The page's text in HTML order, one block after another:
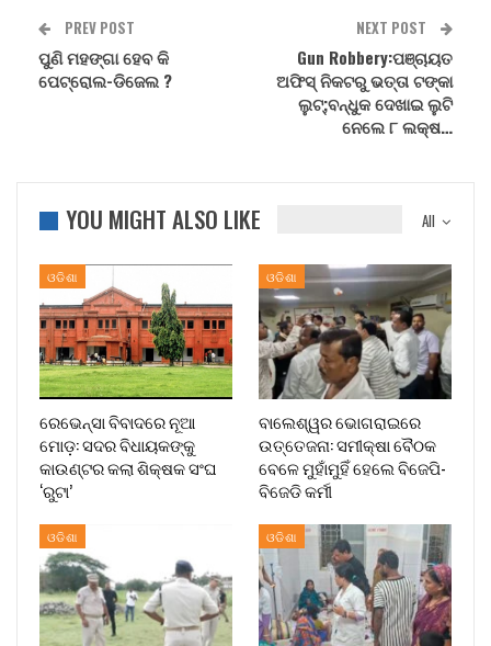
PREV POST
ପୁଣି ମହଙ୍ଗା ହେବ କି
ପେଟ୍ରୋଲ-ଡିଜେଲ ?
NEXT POST
Gun Robbery:ପଞ୍ଚାୟତ
ଅଫିସ୍‌ ନିକଟରୁ ଭତ୍ତା ଟଙ୍କା
ଲୁଟ୍;ବନ୍ଧୁକ ଦେଖାଇ ଲୁଟି
ନେଲେ ୮ ଲକ୍ଷ…
All
YOU MIGHT ALSO LIKE
ଓଡିଶା
ରେଭେନ୍ସା ବିବାଦରେ ନୂଆ
ମୋଡ଼: ସଦର ବିଧାୟକଙ୍କୁ
କାଉଣ୍ଟର କଲା ଶିକ୍ଷକ ସଂଘ
‘ରୁଟା’
ଓଡିଶା
ବାଲେଶ୍ୱର ଭୋଗରାଇରେ
ଉତ୍ତେଜନା: ସମୀକ୍ଷା ବୈଠକ
ବେଳେ ମୁହାଁମୁହିଁ ହେଲେ ବିଜେପି-
ବିଜେଡି କର୍ମୀ
ଓଡିଶା ଓଡିଶା